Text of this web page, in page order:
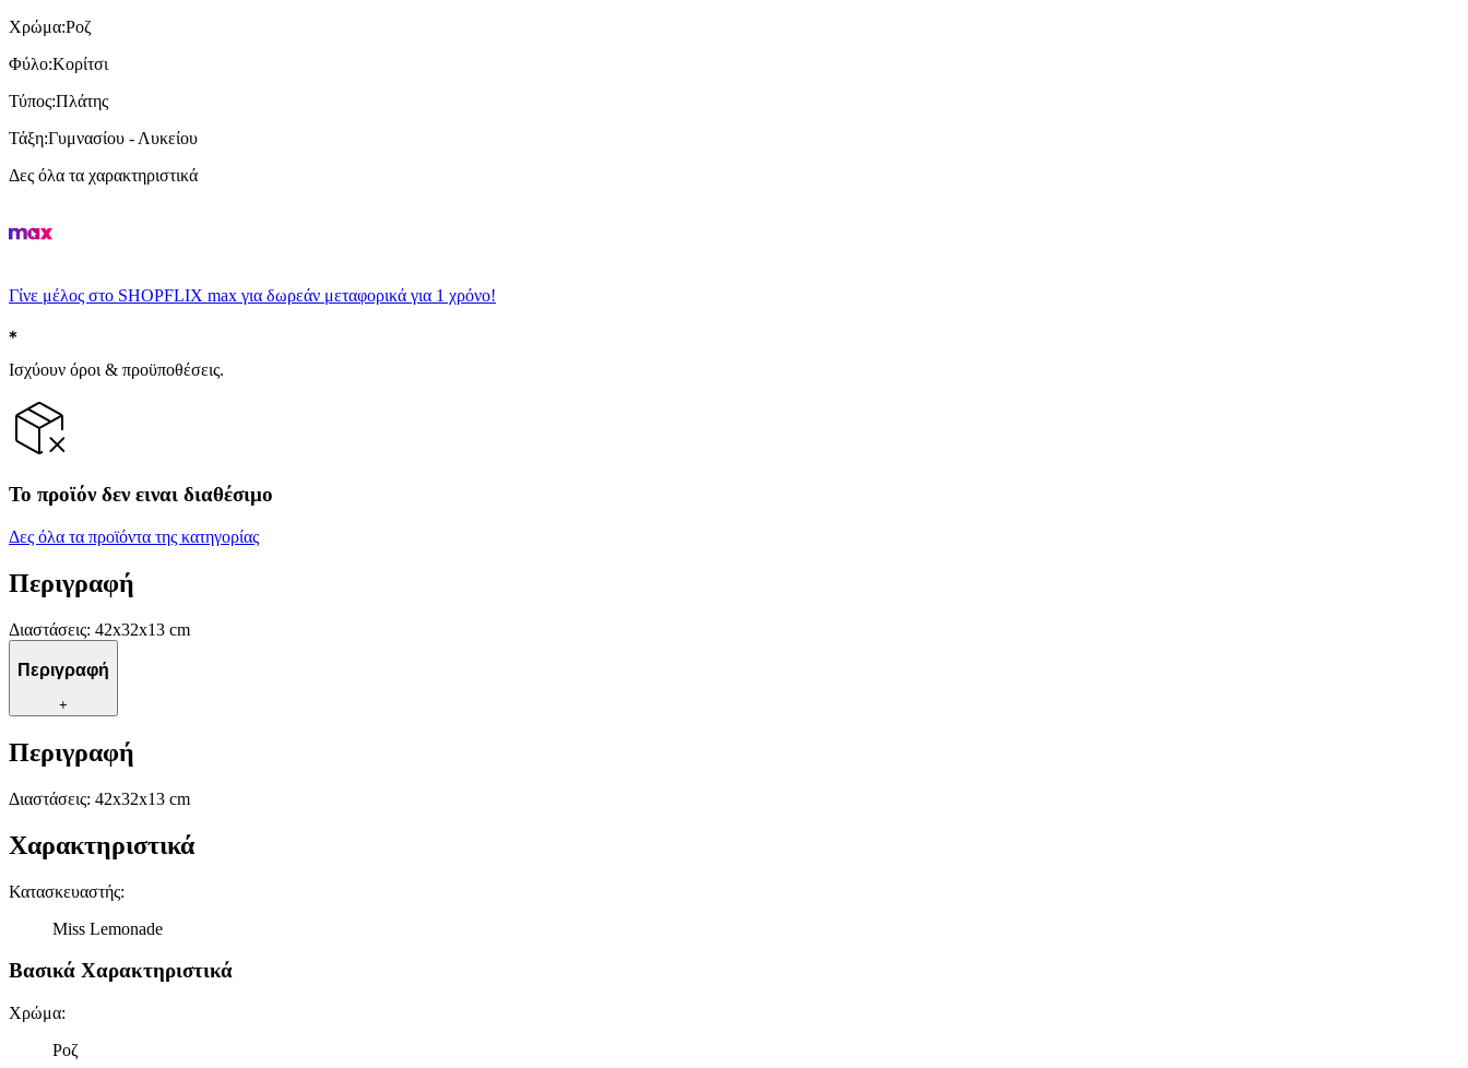
Χρώμα:Ροζ
Φύλο:Κορίτσι
Τύπος:Πλάτης
Τάξη:Γυμνασίου - Λυκείου
Δες όλα τα χαρακτηριστικά
Γίνε μέλος στο SHOPFLIX max για δωρεάν μεταφορικά για 1 χρόνο!
Ισχύουν όροι & προϋποθέσεις.
Το προϊόν δεν ειναι διαθέσιμο
Δες όλα τα προϊόντα της κατηγορίας
Περιγραφή
Διαστάσεις: 42x32x13 cm
Περιγραφή
+
Περιγραφή
Διαστάσεις: 42x32x13 cm
Χαρακτηριστικά
Κατασκευαστής:
Miss Lemonade
Βασικά Χαρακτηριστικά
Χρώμα:
Ροζ